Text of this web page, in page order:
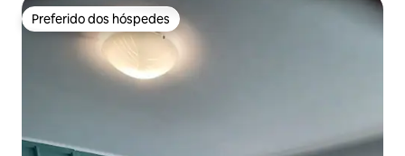
Preferido dos hóspedes
Preferido dos hóspedes